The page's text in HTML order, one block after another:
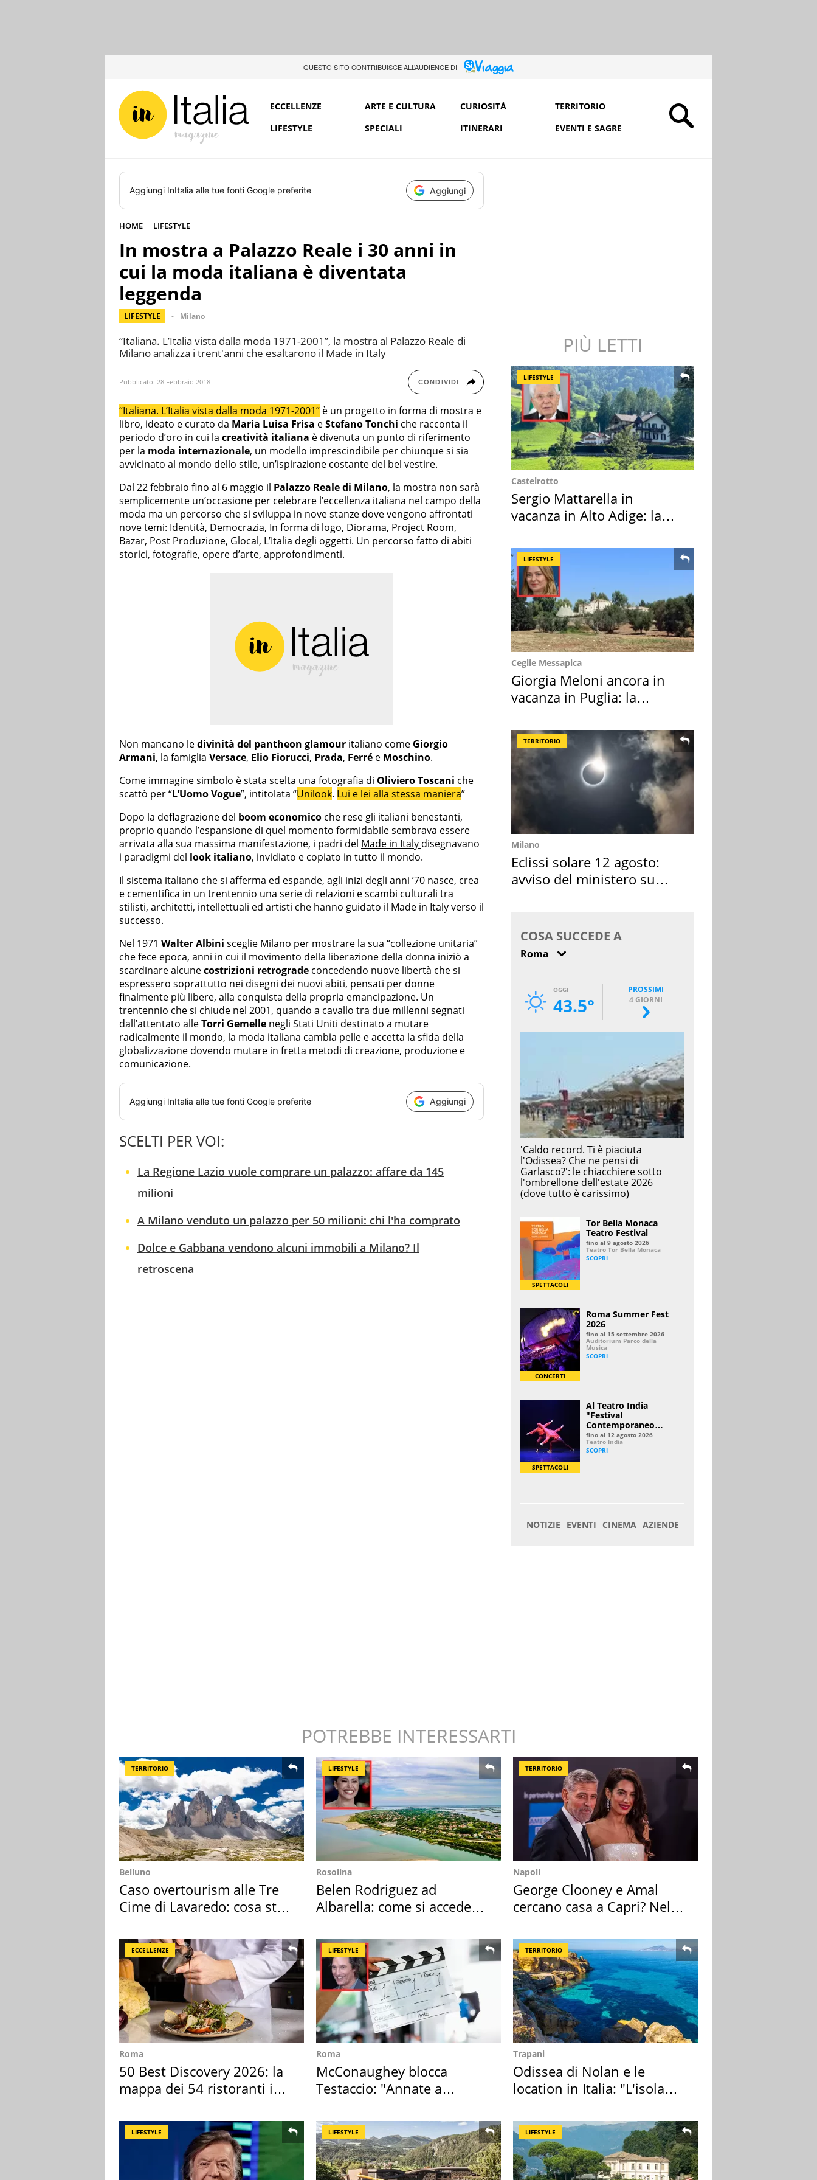
QUESTO SITO CONTRIBUISCE ALL’AUDIENCE DI
ECCELLENZE ARTE E CULTURA CURIOSITÀ
TERRITORIO
LIFESTYLE
SPECIALI ITINERARI EVENTI E SAGRE
Aggiungi InItalia alle tue fonti Google preferite Aggiungi
HOME LIFESTYLE
In mostra a Palazzo Reale i 30 anni in
cui la moda italiana è diventata
leggenda
LIFESTYLE Milano
“Italiana. L’Italia vista dalla moda 1971-2001”, la mostra al Palazzo Reale di
Milano analizza i trent'anni che esaltarono il Made in Italy
Pubblicato: 28 Febbraio 2018 CONDIVIDI
“Italiana. L’Italia vista dalla moda 1971-2001” è un progetto in forma di mostra e
libro, ideato e curato da Maria Luisa Frisa eStefano Tonchi che racconta il
periodo d’oro in cui la creatività italiana è divenuta un punto di riferimento
per la moda internazionale, un modello imprescindibile per chiunque si sia
avvicinato al mondo dello stile, un’ispirazione costante del bel vestire.
Dal 22 febbraio fino al 6 maggio il Palazzo Reale di Milano, la mostra non sarà
semplicemente un’occasione per celebrare l’eccellenza italiana nel campo della
moda ma un percorso che si sviluppa in nove stanze dove vengono affrontati
nove temi: Identità, Democrazia, In forma di logo, Diorama, Project Room,
Bazar, Post Produzione, Glocal, L’Italia degli oggetti. Un percorso fatto di abiti
storici, fotografie, opere d’arte, approfondimenti.
Non mancano ledivinità del pantheon glamour italiano come Giorgio
Armani, la famiglia Versace, Elio Fiorucci, Prada, Ferré e Moschino.
Come immagine simbolo è stata scelta una fotografia di Oliviero Toscani che
scattò per “L’Uomo Vogue”, intitolata “Unilook. Lui e lei alla stessa maniera”
Dopo la deflagrazione del boom economico che rese gli italiani benestanti,
proprio quando l’espansione di quel momento formidabile sembrava essere
arrivata alla sua massima manifestazione, i padri del Made in Italy disegnavano
i paradigmi del look italiano, invidiato e copiato in tutto il mondo.
Il sistema italiano che si afferma ed espande, agli inizi degli anni ’70 nasce, crea
e cementifica in un trentennio una serie di relazioni e scambi culturali tra
stilisti, architetti, intellettuali ed artisti che hanno guidato il Made in Italy verso il
successo.
Nel 1971 Walter Albini sceglie Milano per mostrare la sua “collezione unitaria”
che fece epoca, anni in cui il movimento della liberazione della donna iniziò a
scardinare alcunecostrizioni retrograde concedendo nuove libertà che si
espressero soprattutto nei disegni dei nuovi abiti, pensati per donne
finalmente più libere, alla conquista della propria emancipazione. Un
trentennio che si chiude nel 2001, quando a cavallo tra due millenni segnati
dall’attentato alleTorri Gemelle negli Stati Uniti destinato a mutare
radicalmente il mondo, la moda italiana cambia pelle e accetta la sfida della
globalizzazione dovendo mutare in fretta metodi di creazione, produzione e
comunicazione.
Aggiungi InItalia alle tue fonti Google preferite Aggiungi
SCELTI PER VOI:
La Regione Lazio vuole comprare un palazzo: affare da 145
milioni
A Milano venduto un palazzo per 50 milioni: chi l'ha comprato
Dolce e Gabbana vendono alcuni immobili a Milano? Il
retroscena
PIÙ LETTI
LIFESTYLE
Castelrotto
Sergio Mattarella in
vacanza in Alto Adige: la
LIFESTYLE
Ceglie Messapica
Giorgia Meloni ancora in
vacanza in Puglia: la
TERRITORIO
Milano
Eclissi solare 12 agosto:
avviso del ministero su
POTREBBE INTERESSARTI
TERRITORIO
Belluno
Caso overtourism alle Tre
Cime di Lavaredo: cosa sta
LIFESTYLE
Rosolina
Belen Rodriguez ad
Albarella: come si accede
TERRITORIO
Napoli
George Clooney e Amal
cercano casa a Capri? Nel
ECCELLENZE
Roma
50 Best Discovery 2026: la
mappa dei 54 ristoranti in
LIFESTYLE
Roma
McConaughey blocca
Testaccio: "Annate a
TERRITORIO
Trapani
Odissea di Nolan e le
location in Italia: "L'isola
LIFESTYLE LIFESTYLE LIFESTYLE